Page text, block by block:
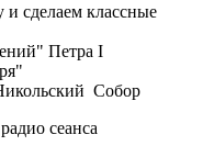
сделаем классные
Петра I
Собор
сеанса